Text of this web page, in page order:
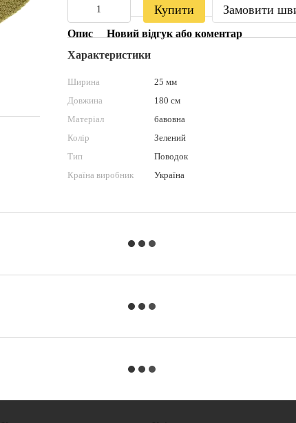
Купити Замовити
Опис
Новий відгук або коментар
Характеристики
Ширина
25 мм
Довжина
180 см
Матеріал
бавовна
Колір
Зелений
Тип
Поводок
Країна виробник
Україна